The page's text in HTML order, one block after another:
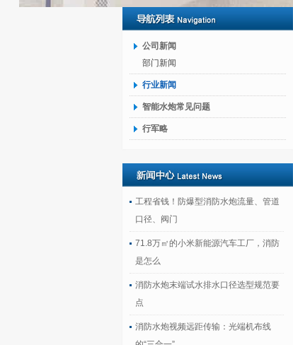
公司新闻
部门新闻
行业新闻
智能水炮常见问题
行军略
工程省钱！防爆型消防水炮流量、管道
口径、阀门
71.8万㎡的小米新能源汽车工厂，消防
是怎么
消防水炮末端试水排水口径选型规范要
点
消防水炮视频远距传输：光端机布线